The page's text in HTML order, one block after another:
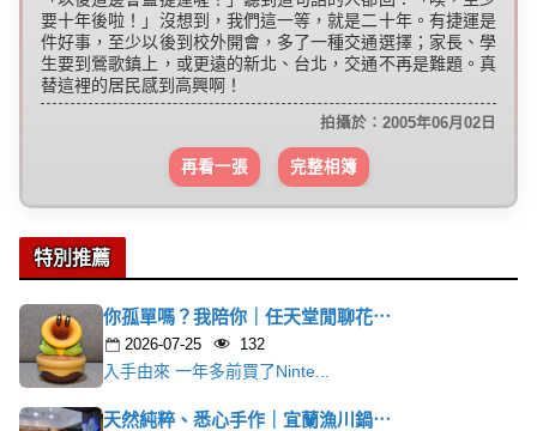
要十年後啦！」沒想到，我們這一等，就是二十年。有捷運是
件好事，至少以後到校外開會，多了一種交通選擇；家長、學
生要到鶯歌鎮上，或更遠的新北、台北，交通不再是難題。真
替這裡的居民感到高興啊！
拍攝於：2005年06月02日
再看一張 完整相簿
特別推薦
你孤單嗎？我陪你｜任天堂閒聊花⋯
2026-07-25 132
入手由來 一年多前買了Ninte...
天然純粹、悉心手作｜宜蘭漁川鍋⋯